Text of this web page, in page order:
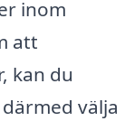
inom
att
kan du
välja